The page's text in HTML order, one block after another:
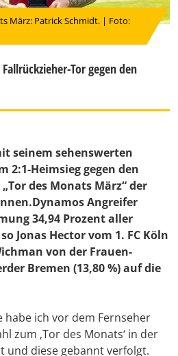
März: Patrick Schmidt. | Foto:
Tor gegen den
seinem sehenswerten
2:1-Heimsieg gegen den
des Monats März“ der
Angreifer
34,94 Prozent aller
Jonas Hector vom 1. FC Köln
von der Frauen-
Bremen (13,80 %) auf die
habe ich vor dem Fernseher
zum ‚Tor des Monats‘ in der
und diese gebannt verfolgt.